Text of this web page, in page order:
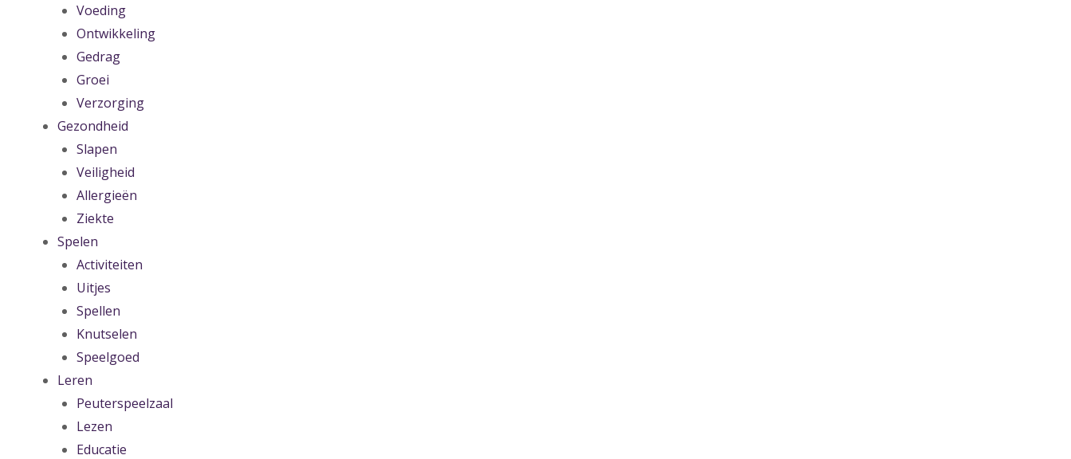
Voeding
Ontwikkeling
Gedrag
Groei
Verzorging
Gezondheid
Slapen
Veiligheid
Allergieën
Ziekte
Spelen
Activiteiten
Uitjes
Spellen
Knutselen
Speelgoed
Leren
Peuterspeelzaal
Lezen
Educatie